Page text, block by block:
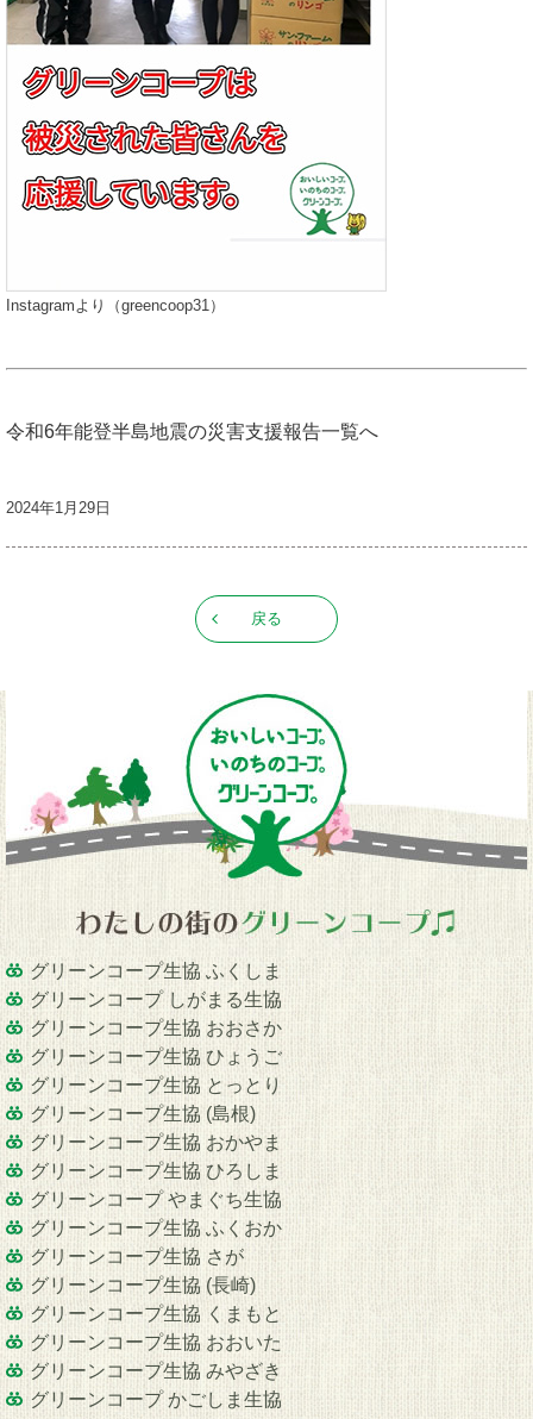
Instagramより（greencoop31）
令和6年能登半島地震の災害支援報告一覧へ
2024年1月29日
戻る
グリーンコープ生協 ふくしま
グリーンコープ しがまる生協
グリーンコープ生協 おおさか
グリーンコープ生協 ひょうご
グリーンコープ生協 とっとり
グリーンコープ生協 (島根)
グリーンコープ生協 おかやま
グリーンコープ生協 ひろしま
グリーンコープ やまぐち生協
グリーンコープ生協 ふくおか
グリーンコープ生協 さが
グリーンコープ生協 (長崎)
グリーンコープ生協 くまもと
グリーンコープ生協 おおいた
グリーンコープ生協 みやざき
グリーンコープ かごしま生協